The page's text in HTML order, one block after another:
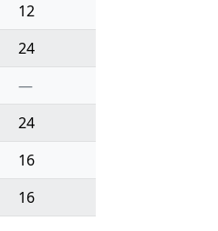
12
24
—
24
16
16